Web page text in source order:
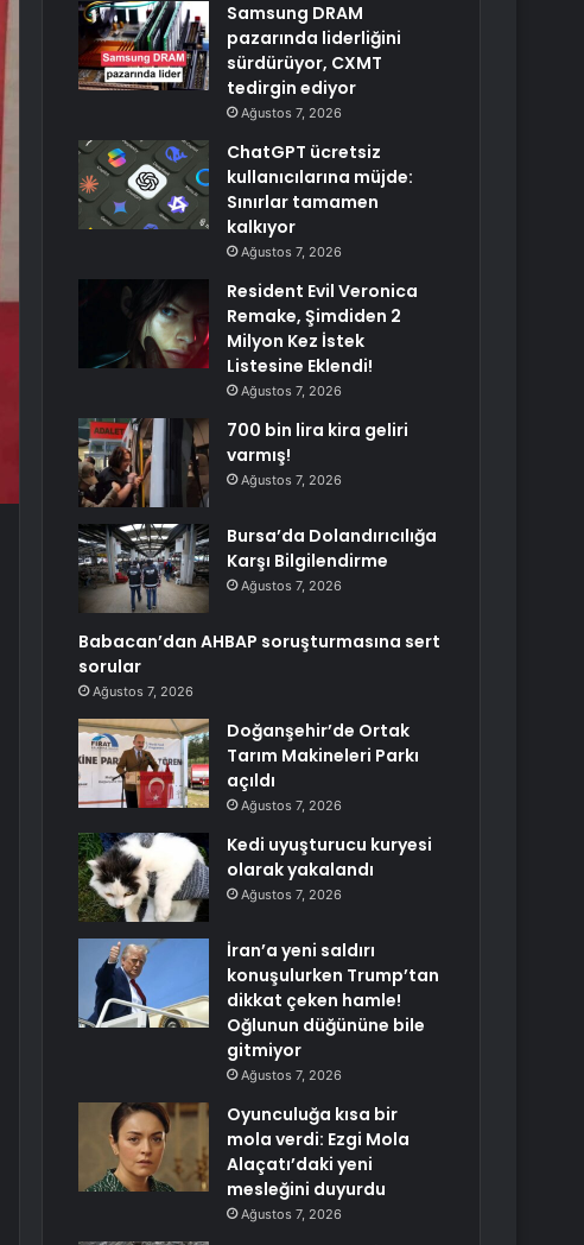
Samsung DRAM
pazarında liderliğini
sürdürüyor, CXMT
tedirgin ediyor
Ağustos 7, 2026
ChatGPT ücretsiz
kullanıcılarına müjde:
Sınırlar tamamen
kalkıyor
Ağustos 7, 2026
Resident Evil Veronica
Remake, Şimdiden 2
Milyon Kez İstek
Listesine Eklendi!
Ağustos 7, 2026
700 bin lira kira geliri
varmış!
Ağustos 7, 2026
Bursa’da Dolandırıcılığa
Karşı Bilgilendirme
Ağustos 7, 2026
Babacan’dan AHBAP soruşturmasına sert
sorular
Ağustos 7, 2026
Doğanşehir’de Ortak
Tarım Makineleri Parkı
açıldı
Ağustos 7, 2026
Kedi uyuşturucu kuryesi
olarak yakalandı
Ağustos 7, 2026
İran’a yeni saldırı
konuşulurken Trump’tan
dikkat çeken hamle!
Oğlunun düğününe bile
gitmiyor
Ağustos 7, 2026
Oyunculuğa kısa bir
mola verdi: Ezgi Mola
Alaçatı’daki yeni
mesleğini duyurdu
Ağustos 7, 2026